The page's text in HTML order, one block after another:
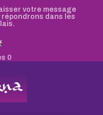
votre message
dans les
0